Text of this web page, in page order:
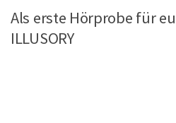
Als erste Hörprobe für
ILLUSORY